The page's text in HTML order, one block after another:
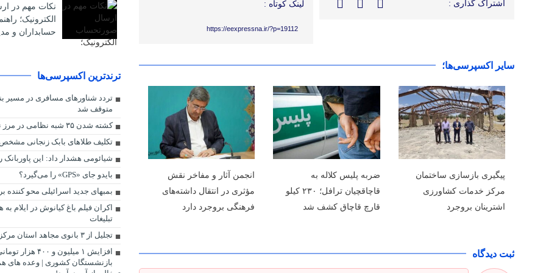
اشتراک گذاری : لینک کوتاه :
https://eexpressna.ir/?p=19112
سایر اکسپرسی‌ها؛
پیگیری بازسازی ساختمان
مرکز خدمات کشاورزی
اشترینان بروجرد
ضربه پلیس کلاله به
قاچاقچیان ترافل؛ ۲۳۰ کیلو
قارچ قاچاق کشف شد
انجمن آثار و مفاخر نقش
مؤثری در انتقال داشته‌های
فرهنگی بروجرد دارد
ثبت دیدگاه
نکات مهم در
الکترونیک؛
حسابداران و
ترندترین اکسپرسی‌ها
تردد شناورهای مسافری در مسیر
متوقف شد
کشته شدن ۳۵ شبه نظامی در مرز نیجریه و کامرون
تکلیف طلاهای بابک زنجانی
شیائومی هشدار داد: این پاوربانک
بایدو جای «GPS» را می‌گیرد؟
بمبهای جدید اسرائیلی محو
اکران فیلم باغ کیانوش در ایلام
تبلیغات
تجلیل از ۳ بانوی مجاهد استان مرکزی
افزایش ۱ میلیون و
بازنشستگان کشوری | وعده های